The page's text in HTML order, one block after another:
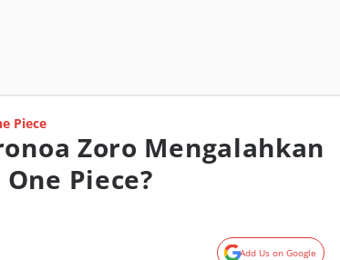
Piece
Zoro Mengalahkan
Piece?
Add Us on Google